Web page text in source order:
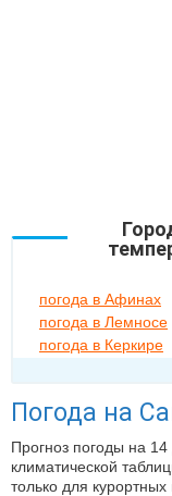
погода в Афинах
погода в Лемносе
погода в Керкире
Погода на
Прогноз погоды на
климатической
только для